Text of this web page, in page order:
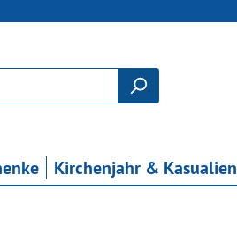
Kirchenjahr & Kasualien